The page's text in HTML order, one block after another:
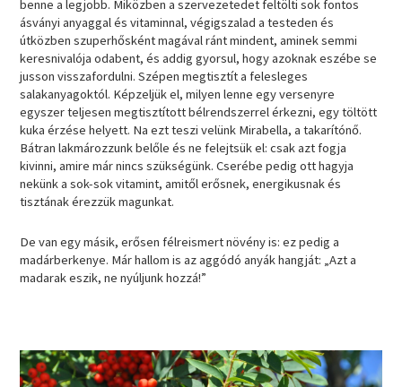
benne a legjobb. Miközben a szervezetedet feltölti sok fontos
ásványi anyaggal és vitaminnal, végigszalad a testeden és
útközben szuperhősként magával ránt mindent, aminek semmi
keresnivalója odabent, és addig gyorsul, hogy azoknak eszébe se
jusson visszafordulni. Szépen megtisztít a felesleges
salakanyagoktól. Képzeljük el, milyen lenne egy versenyre
egyszer teljesen megtisztított bélrendszerrel érkezni, egy töltött
kuka érzése helyett. Na ezt teszi velünk Mirabella, a takarítónő.
Bátran lakmározzunk belőle és ne felejtsük el: csak azt fogja
kivinni, amire már nincs szükségünk. Cserébe pedig ott hagyja
nekünk a sok-sok vitamint, amitől erősnek, energikusnak és
tisztának érezzük magunkat.
De van egy másik, erősen félreismert növény is: ez pedig a
madárberkenye. Már hallom is az aggódó anyák hangját: „Azt a
madarak eszik, ne nyúljunk hozzá!”